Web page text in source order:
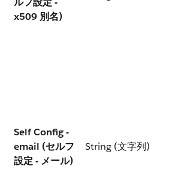
x509 別名)
Self Config -
email (セルフ
設定 - メール)
String (文字列)